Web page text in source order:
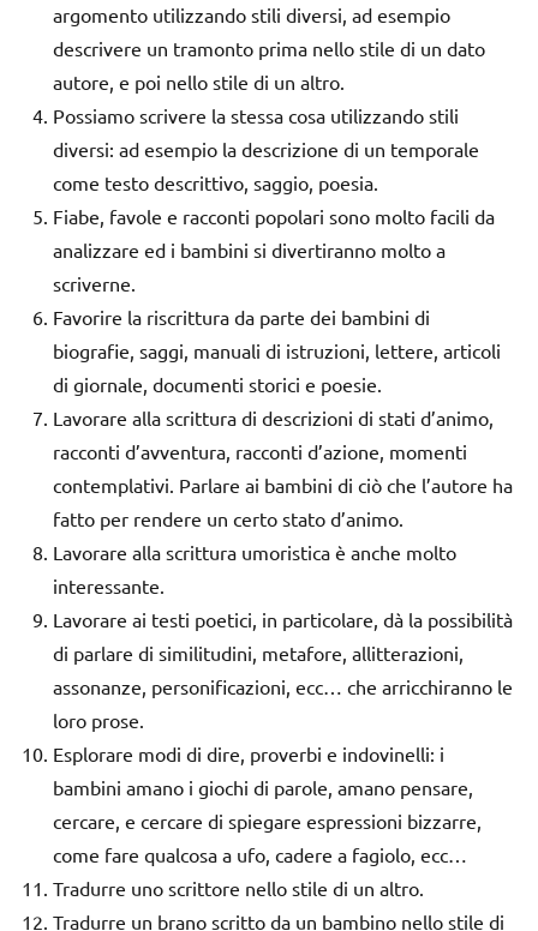
argomento utilizzando stili diversi, ad esempio
descrivere un tramonto prima nello stile di un dato
autore, e poi nello stile di un altro.
Possiamo scrivere la stessa cosa utilizzando stili
diversi: ad esempio la descrizione di un temporale
come testo descrittivo, saggio, poesia.
Fiabe, favole e racconti popolari sono molto facili da
analizzare ed i bambini si divertiranno molto a
scriverne.
Favorire la riscrittura da parte dei bambini di
biografie, saggi, manuali di istruzioni, lettere, articoli
di giornale, documenti storici e poesie.
Lavorare alla scrittura di descrizioni di stati d’animo,
racconti d’avventura, racconti d’azione, momenti
contemplativi. Parlare ai bambini di ciò che l’autore ha
fatto per rendere un certo stato d’animo.
Lavorare alla scrittura umoristica è anche molto
interessante.
Lavorare ai testi poetici, in particolare, dà la possibilità
di parlare di similitudini, metafore, allitterazioni,
assonanze, personificazioni, ecc… che arricchiranno le
loro prose.
Esplorare modi di dire, proverbi e indovinelli: i
bambini amano i giochi di parole, amano pensare,
cercare, e cercare di spiegare espressioni bizzarre,
come fare qualcosa a ufo, cadere a fagiolo, ecc…
Tradurre uno scrittore nello stile di un altro.
Tradurre un brano scritto da un bambino nello stile di